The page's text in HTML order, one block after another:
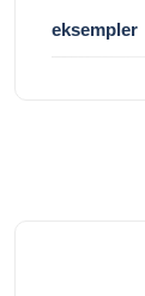
eksempler